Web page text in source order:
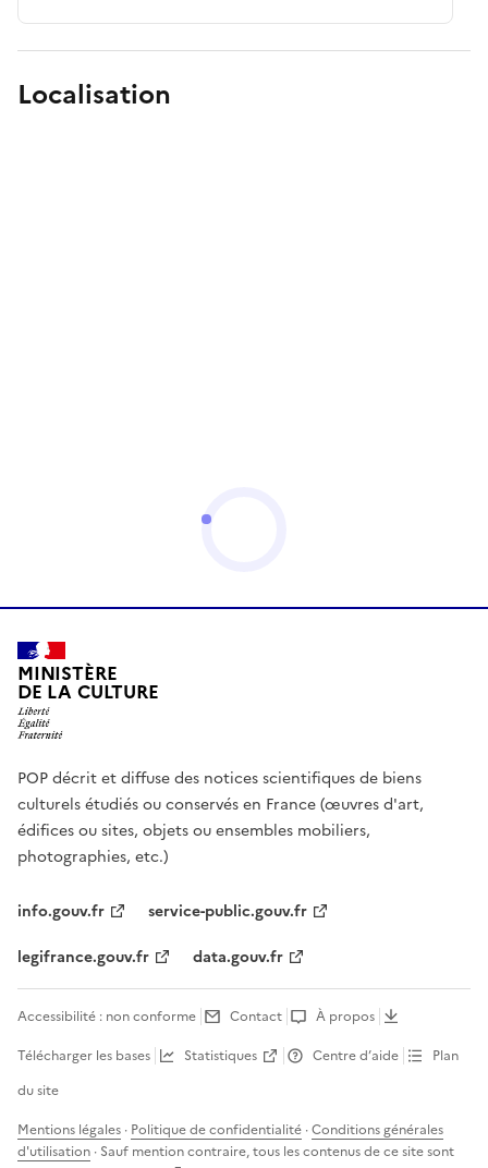
Localisation
MINISTÈRE
DE LA CULTURE
POP décrit et diffuse des notices scientifiques de biens
culturels étudiés ou conservés en France (œuvres d'art,
édifices ou sites, objets ou ensembles mobiliers,
photographies, etc.)
info.gouv.fr
service-public.gouv.fr
legifrance.gouv.fr
data.gouv.fr
Accessibilité : non conforme Contact
À propos
Télécharger les bases
Statistiques Centre d’aide
Plan
du site
Mentions légales · Politique de confidentialité ·Conditions générales
d'utilisation · Sauf mention contraire, tous les contenus de ce site sont